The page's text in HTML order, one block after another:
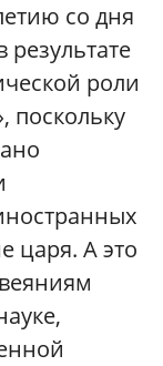
со дня
роли
поскольку
царя. А это